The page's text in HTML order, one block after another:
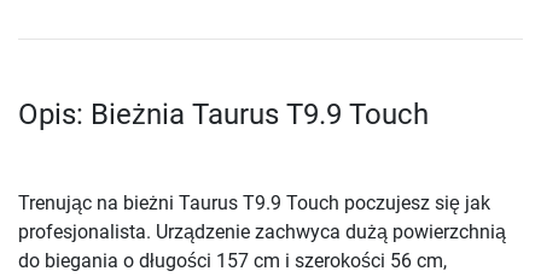
Opis: Bieżnia Taurus T9.9 Touch
Trenując na bieżni Taurus T9.9 Touch poczujesz się jak
profesjonalista. Urządzenie zachwyca dużą powierzchnią
do biegania o długości 157 cm i szerokości 56 cm,